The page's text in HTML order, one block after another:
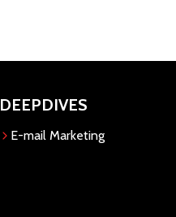
DEEPDIVES
E-mail Marketing